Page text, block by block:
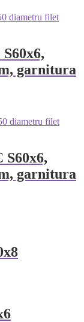
garnitura
garnitura